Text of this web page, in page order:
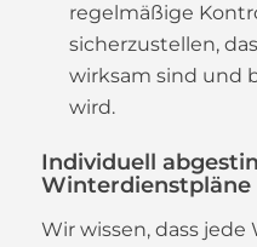
regelmäßige
sicherzustellen,
wirksam sind und
wird.
Individuell
Winterdienstpläne
Wir wissen, dass jede